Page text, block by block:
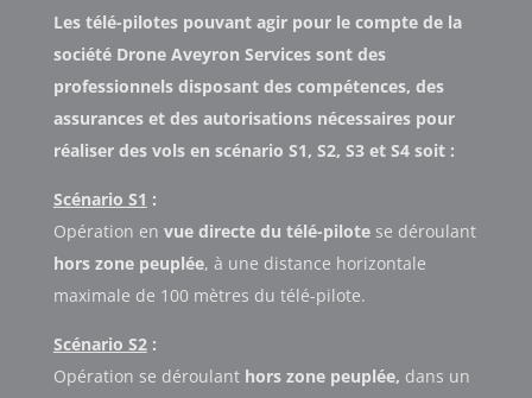
Les télé-pilotes pouvant agir pour le compte de la
société Drone Aveyron Services sont des
professionnels disposant des compétences, des
assurances et des autorisations nécessaires pour
réaliser des vols en scénario S1, S2, S3 et S4 soit :
Scénario S1 :
Opération en vue directe du télé-pilotese déroulant
hors zone peuplée, à une distance horizontale
maximale de 100 mètres du télé-pilote.
Scénario S2:
Opération se déroulant hors zone peuplée, dans un